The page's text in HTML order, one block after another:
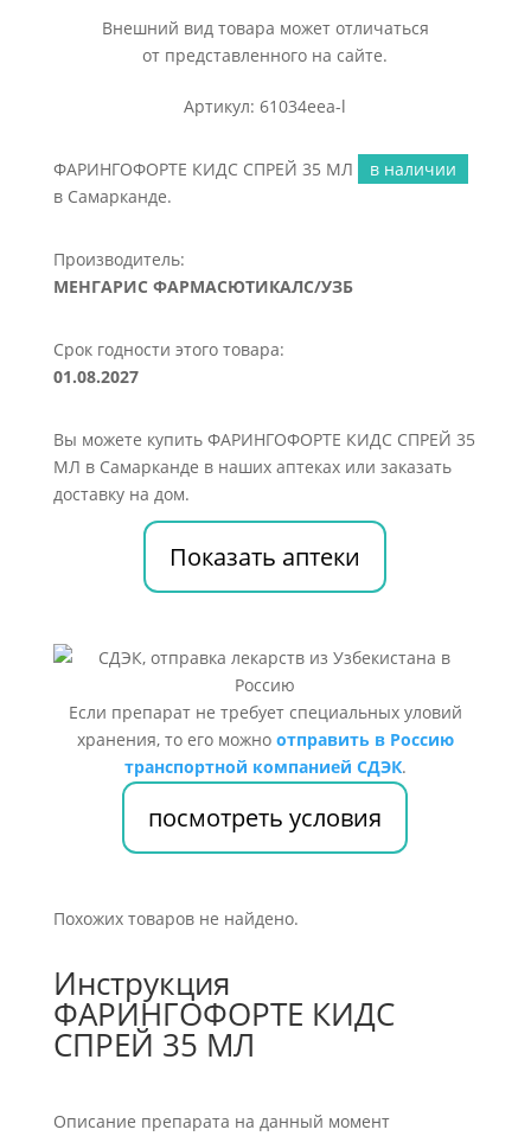
Внешний вид товара может отличаться
от представленного на сайте.
Артикул: 61034eea-l
ФАРИНГОФОРТЕ КИДС СПРЕЙ 35 МЛ
в наличии
в Самарканде.
Производитель:
МЕНГАРИС ФАРМАСЮТИКАЛС/УЗБ
Срок годности этого товара:
01.08.2027
Вы можете купить ФАРИНГОФОРТЕ КИДС СПРЕЙ 35
МЛ в Самарканде в наших аптеках или заказать
доставку на дом.
Показать аптеки
Если препарат не требует специальных уловий
хранения, то его можно отправить в Россию
транспортной компанией СДЭК.
посмотреть условия
Похожих товаров не найдено.
Инструкция
ФАРИНГОФОРТЕ КИДС
СПРЕЙ 35 МЛ
Описание препарата на данный момент